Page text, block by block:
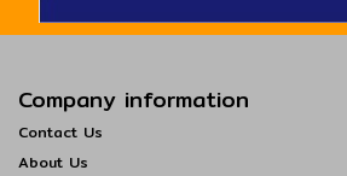
Company information
Contact Us
About Us